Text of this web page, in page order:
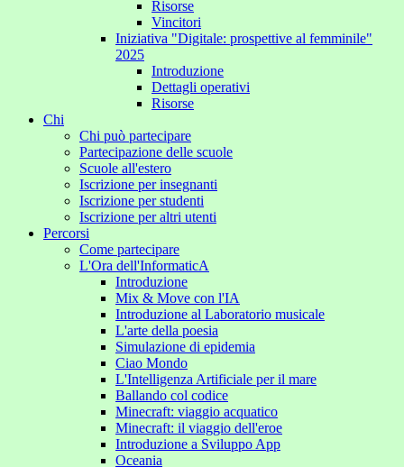
Risorse
Vincitori
Iniziativa "Digitale: prospettive al femminile"
2025
Introduzione
Dettagli operativi
Risorse
Chi
Chi può partecipare
Partecipazione delle scuole
Scuole all'estero
Iscrizione per insegnanti
Iscrizione per studenti
Iscrizione per altri utenti
Percorsi
Come partecipare
L'Ora dell'InformaticA
Introduzione
Mix & Move con l'IA
Introduzione al Laboratorio musicale
L'arte della poesia
Simulazione di epidemia
Ciao Mondo
L'Intelligenza Artificiale per il mare
Ballando col codice
Minecraft: viaggio acquatico
Minecraft: il viaggio dell'eroe
Introduzione a Sviluppo App
Oceania